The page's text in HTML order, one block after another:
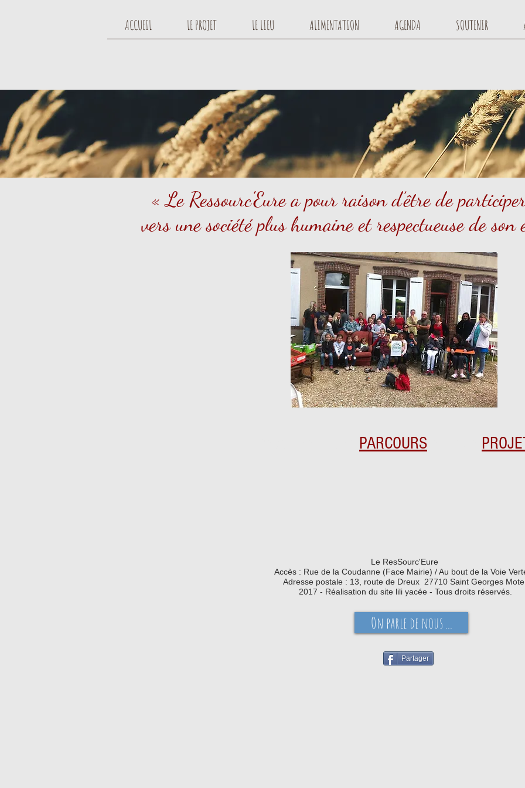
ACCUEIL LE PROJET LE LIEU ALIMENTATION AGENDA SOUTENIR
« Le Ressourc'Eure a pour raison d’être de
vers une société plus humaine et respectueuse de
PARCOURS
Le ResSourc'Eure
Accès : Rue de la Coudanne (Face Mairie) / Au bout de la Voie
Adresse postale : 13, route de Dreux 27710 Saint Georges
2017 - Réalisation du site lili yacée - Tous droits réservés.
On parle de nous ...
Partager